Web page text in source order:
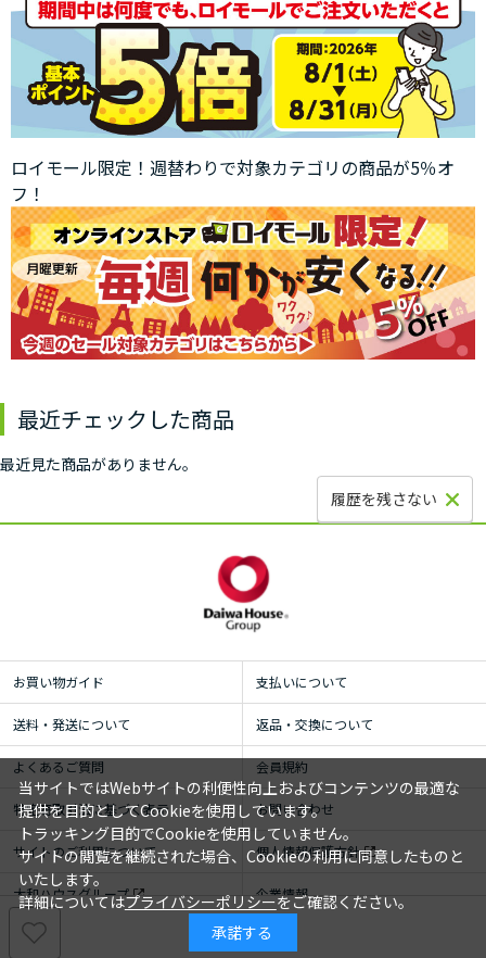
ロイモール限定！週替わりで対象カテゴリの商品が5％オ
フ！
最近チェックした商品
最近見た商品がありません。
履歴を残さない
お買い物ガイド 支払いについて
送料・発送について 返品・交換について
よくあるご質問 会員規約
特定商取引法に基づく表示 お問い合わせ
サイトのご利用について 個人情報保護方針
大和ハウスグループ 企業情報
© ROYAL HOMECENTER Co.,Ltd. ALL RIGHTS RESERVED.
当サイトではWebサイトの利便性向上およびコンテンツの最適な
提供を目的としてCookieを使用しています。
トラッキング目的でCookieを使用していません。
サイトの閲覧を継続された場合、Cookieの利用に同意したものと
いたします。
詳細についてはプライバシーポリシーをご確認ください。
承諾する